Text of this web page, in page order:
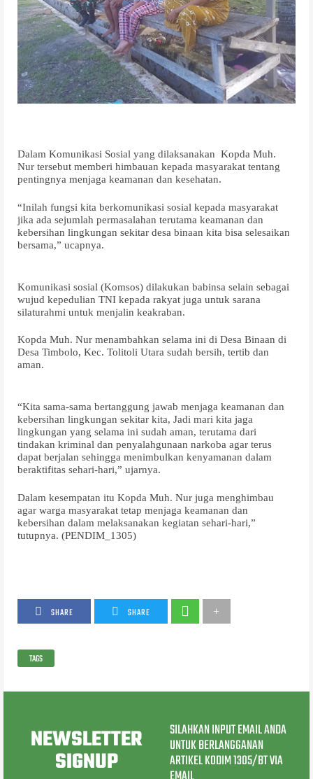
Dalam Komunikasi Sosial yang dilaksanakan Kopda Muh.
Nur tersebut memberi himbauan kepada masyarakat tentang
pentingnya menjaga keamanan dan kesehatan.
“Inilah fungsi kita berkomunikasi sosial kepada masyarakat
jika ada sejumlah permasalahan terutama keamanan dan
kebersihan lingkungan sekitar desa binaan kita bisa selesaikan
bersama,” ucapnya.
Komunikasi sosial (Komsos) dilakukan babinsa selain sebagai
wujud kepedulian TNI kepada rakyat juga untuk sarana
silaturahmi untuk menjalin keakraban.
Kopda Muh. Nur menambahkan selama ini di Desa Binaan di
Desa Timbolo, Kec. Tolitoli Utara sudah bersih, tertib dan
aman.
“Kita sama-sama bertanggung jawab menjaga keamanan dan
kebersihan lingkungan sekitar kita, Jadi mari kita jaga
lingkungan yang selama ini sudah aman, terutama dari
tindakan kriminal dan penyalahgunaan narkoba agar terus
dapat berjalan sehingga menimbulkan kenyamanan dalam
beraktifitas sehari-hari,” ujarnya.
Dalam kesempatan itu Kopda Muh. Nur juga menghimbau
agar warga masyarakat tetap menjaga keamanan dan
kebersihan dalam melaksanakan kegiatan sehari-hari,”
tutupnya. (PENDIM_1305)
SHARE SHARE
TAGS
NEWSLETTER
SIGNUP
SILAHKAN INPUT EMAIL ANDA
UNTUK BERLANGGANAN
ARTIKEL KODIM 1305/BT VIA